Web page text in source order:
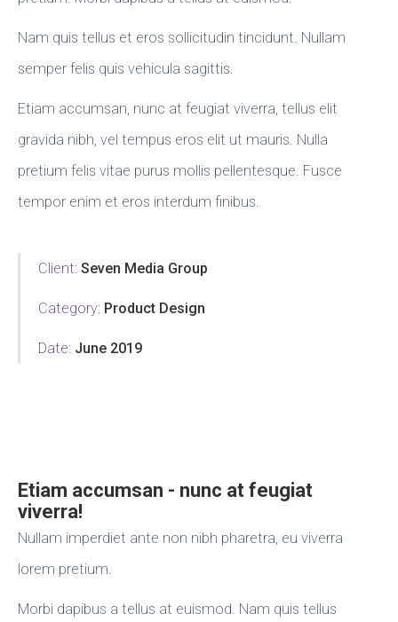
Nam quis tellus et eros sollicitudin tincidunt. Nullam
semper felis quis vehicula sagittis.
Etiam accumsan, nunc at feugiat viverra, tellus elit
gravida nibh, vel tempus eros elit ut mauris. Nulla
pretium felis vitae purus mollis pellentesque. Fusce
tempor enim et eros interdum finibus.
Client: Seven Media Group
Category: Product Design
Date: June 2019
Etiam accumsan - nunc at feugiat
viverra!
Nullam imperdiet ante non nibh pharetra, eu viverra
lorem pretium.
Morbi dapibus a tellus at euismod. Nam quis tellus